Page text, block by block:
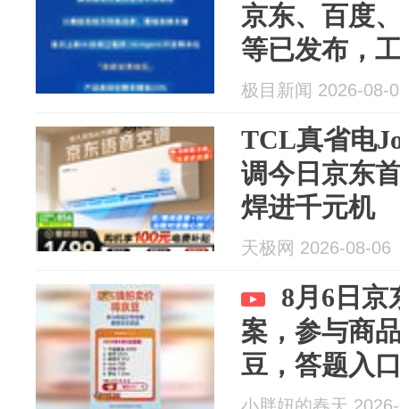
京东、百度
等已发布，
上海、广州
极目新闻 2026-08-
TCL真省电
调今日京东
焊进千元机
天极网 2026-08-06
8月6日京
案，参与商
豆，答题入